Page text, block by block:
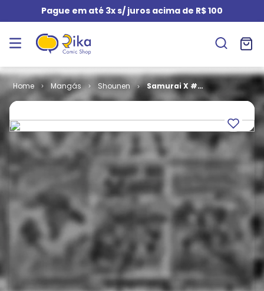
Pague em até 3x s/ juros acima de R$ 100
Mangás Shounen
Samurai X #